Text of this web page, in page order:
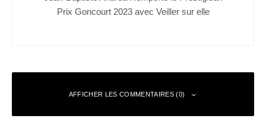
Prix Goncourt 2023 avec Veiller sur elle
AFFICHER LES COMMENTAIRES (0)